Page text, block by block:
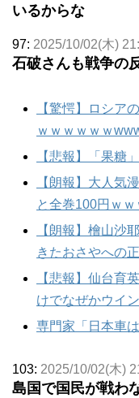
いるからな
97: 2025/10/02(木)
石破さんも戦争の
【驚愕】ロシア
ｗｗｗｗｗｗ
【悲報】「果糖
【朗報】大人気
と全巻100円ｗｗ
【朗報】檜山沙
きたおさやへの
【悲報】仙台育
けでなぜかウイ
専門家「日本車
103: 2025/10/02(木)
島国で国民が戦わ